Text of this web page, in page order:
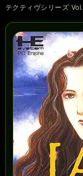
テクティヴシリーズ